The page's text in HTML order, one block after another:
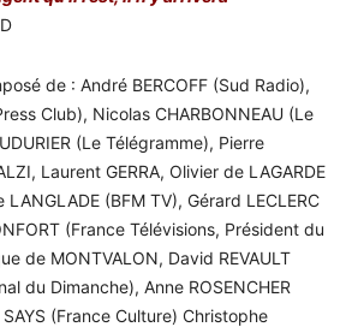
de : André BERCOFF (Sud Radio),
Club), Nicolas CHARBONNEAU (Le
(Le Télégramme), Pierre
Laurent GERRA, Olivier de LAGARDE
(BFM TV), Gérard LECLERC
(France Télévisions, Président du
de MONTVALON, David REVAULT
du Dimanche), Anne ROSENCHER
SAYS (France Culture) Christophe